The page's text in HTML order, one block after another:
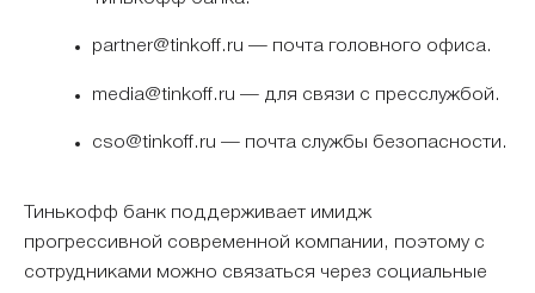
partner@tinkoff.ru — почта головного офиса.
media@tinkoff.ru — для связи с пресслужбой.
cso@tinkoff.ru — почта службы безопасности.
Тинькофф банк поддерживает имидж
прогрессивной современной компании, поэтому с
сотрудниками можно связаться через социальные